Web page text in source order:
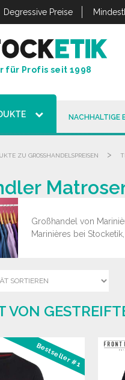
Degressive Preise
für Profis seit 1998
NACHHALTIGE
ZU GROSSHANDELSPREISEN >
Großhandel von
Marinières bei
VON
Bestseller #1